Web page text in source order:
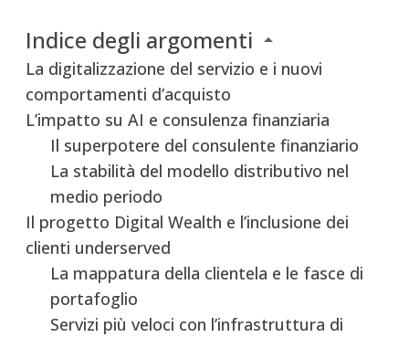
Indice degli argomenti
La digitalizzazione del servizio e i nuovi
comportamenti d’acquisto
L’impatto su AI e consulenza finanziaria
Il superpotere del consulente finanziario
La stabilità del modello distributivo nel
medio periodo
Il progetto Digital Wealth e l’inclusione dei
clienti underserved
La mappatura della clientela e le fasce di
portafoglio
Servizi più veloci con l’infrastruttura di